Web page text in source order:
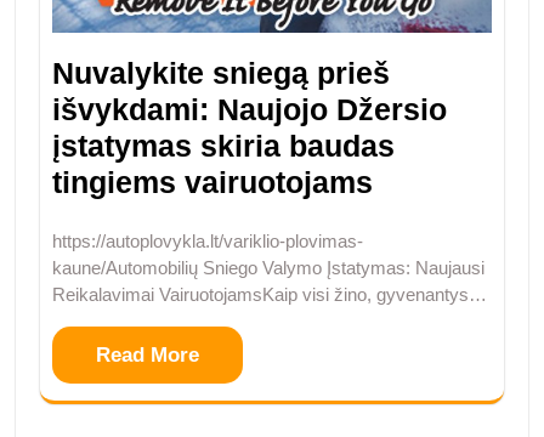
Nuvalykite sniegą prieš
išvykdami: Naujojo Džersio
įstatymas skiria baudas
tingiems vairuotojams
https://autoplovykla.lt/variklio-plovimas-
kaune/Automobilių Sniego Valymo Įstatymas: Naujausi
Reikalavimai VairuotojamsKaip visi žino, gyvenantys…
Read More